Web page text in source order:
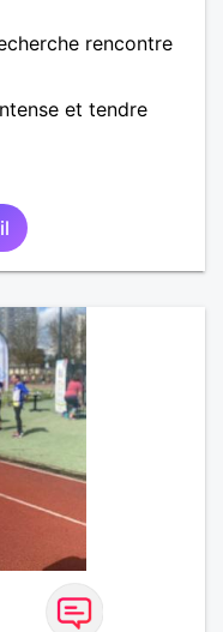
rencontre
et tendre